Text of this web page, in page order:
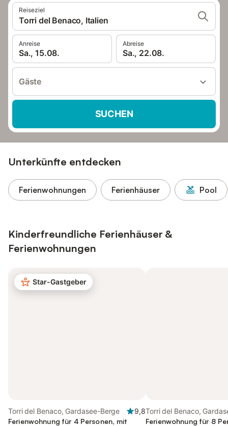
Reiseziel
Torri del Benaco, Italien
Anreise
Sa., 15.08.
Abreise
Sa., 22.08.
Gäste
SUCHEN
Unterkünfte entdecken
Ferienwohnungen Ferienhäuser Pool
Kinderfreundliche Ferienhäuser &
Ferienwohnungen
Star-Gastgeber
Torri del Benaco, Gardasee-Berge
9,8
Ferienwohnung für 4 Personen, mit
Torri del Benaco,
Ferienwohnung für 8